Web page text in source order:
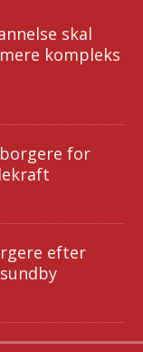
skal
kompleks
for
efter